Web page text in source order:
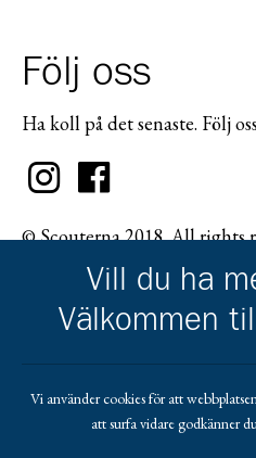
Följ oss
Ha koll på det senaste. Följ
© Scouterna 2018. All rights
Gå till pl_50
Vill du ha
Välkommen
Vi använder cookies för att
att surfa vidare godkänner